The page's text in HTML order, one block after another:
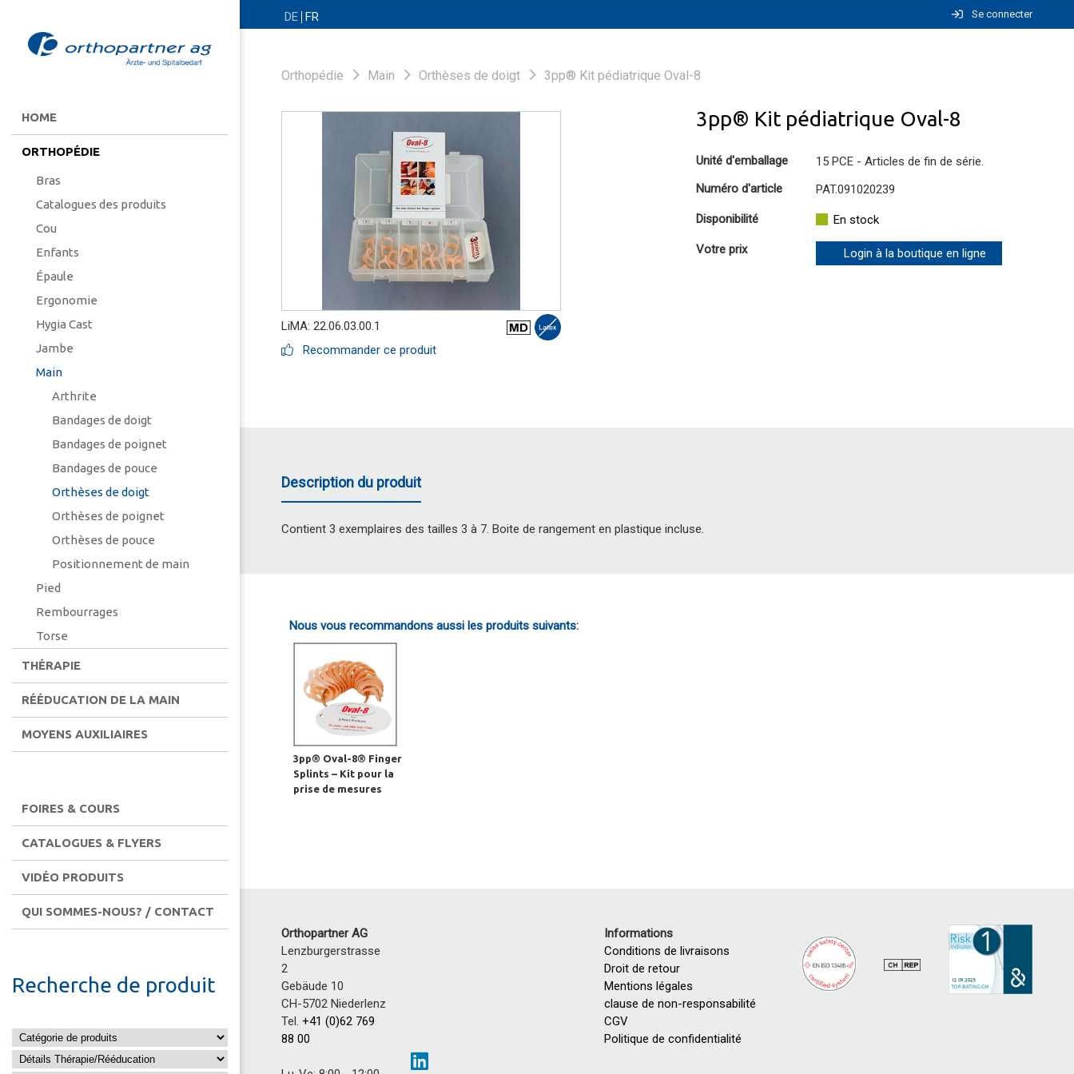
DE FR Se connecter
HOME
ORTHOPÉDIE
Bras
Catalogues des produits
Cou
Enfants
Épaule
Ergonomie
Hygia Cast
Jambe
Main
Arthrite
Bandages de doigt
Bandages de poignet
Bandages de pouce
Orthèses de doigt
Orthèses de poignet
Orthèses de pouce
Positionnement de main
Pied
Rembourrages
Torse
THÉRAPIE
RÉÉDUCATION DE LA MAIN
MOYENS AUXILIAIRES
FOIRES & COURS
CATALOGUES & FLYERS
VIDÉO PRODUITS
QUI SOMMES-NOUS? / CONTACT
Recherche de produit
Orthopédie Main Orthèses de doigt 3pp® Kit pédiatrique Oval-8
LiMA: 22.06.03.00.1
Recommander ce produit
3pp® Kit pédiatrique Oval-8
Unité d'emballage
15 PCE - Articles de fin de série.
Numéro d'article
PAT.091020239
Disponibilité En stock
Votre prix Login à la boutique en ligne
Description du produit
Contient 3 exemplaires des tailles 3 à 7. Boite de rangement en plastique incluse.
Nous vous recommandons aussi les produits suivants:
3pp® Oval-8® Finger
Splints – Kit pour la
prise de mesures
Orthopartner AG
Lenzburgerstrasse
2
Gebäude 10
CH-5702 Niederlenz
Tel.+41 (0)62 769
88 00
Informations
Conditions de livraisons
Droit de retour
Mentions légales
clause de non-responsabilité
CGV
Politique de confidentialité